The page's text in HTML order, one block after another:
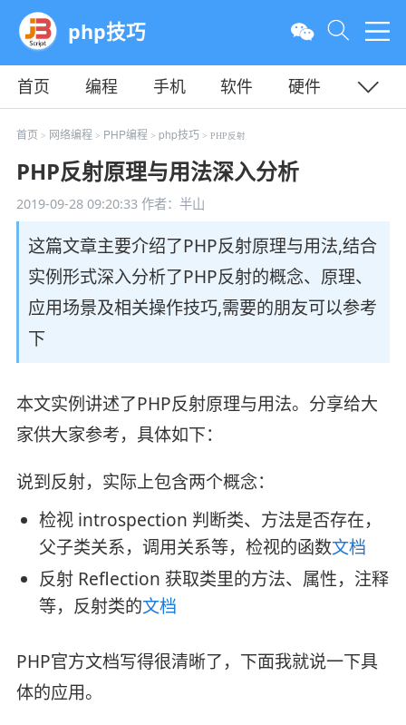
php技巧
首页 编程 手机 软件
硬件
教程
平面 服务器
首页 > 网络编程 > PHP编程 > php技巧 > PHP反射
PHP反射原理与用法深入分析
2019-09-28 09:20:33作者：半山
这篇文章主要介绍了PHP反射原理与用法,结合
实例形式深入分析了PHP反射的概念、原理、
应用场景及相关操作技巧,需要的朋友可以参考
下
本文实例讲述了PHP反射原理与用法。分享给大
家供大家参考，具体如下：
说到反射，实际上包含两个概念：
检视 introspection 判断类、方法是否存在，
父子类关系，调用关系等，检视的函数文档
反射 Reflection 获取类里的方法、属性，注释
等，反射类的文档
PHP官方文档写得很清晰了，下面我就说一下具
体的应用。